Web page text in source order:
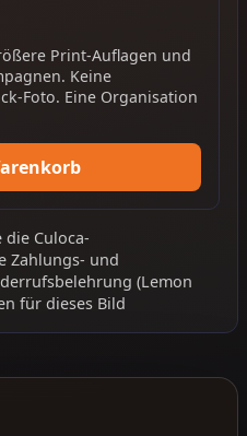
Print-Auflagen und
Keine
Foto. Eine Organisation
die Culoca-
Zahlungs- und
(Lemon
für dieses Bild